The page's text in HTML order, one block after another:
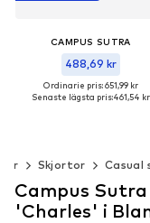
CAMPUS SUTRA
488,69 kr
Ordinarie pris: 651,99 kr
Senaste lägsta pris:461,54 kr
Skjortor Casual
Campus
'Charles' i